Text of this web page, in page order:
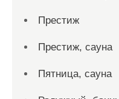
Престиж
Престиж, сауна
Пятница, сауна